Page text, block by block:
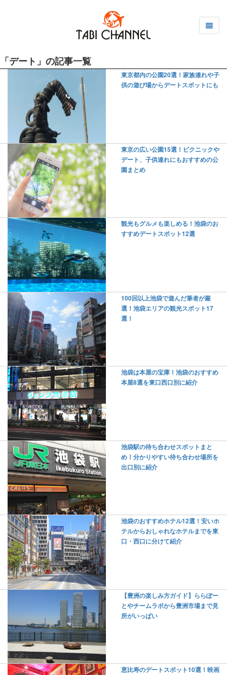
「デート」の記事一覧
東京都内の公園20選！家族連れや子
供の遊び場からデートスポットにも
東京の広い公園15選！ピクニックや
デート、子供連れにもおすすめの公
園まとめ
観光もグルメも楽しめる！池袋のお
すすめデートスポット12選
100回以上池袋で遊んだ筆者が厳
選！池袋エリアの観光スポット17
選！
池袋は本屋の宝庫！池袋のおすすめ
本屋8選を東口西口別に紹介
池袋駅の待ち合わせスポットまと
め！分かりやすい待ち合わせ場所を
出口別に紹介
池袋のおすすめホテル12選！安いホ
テルからおしゃれなホテルまでを東
口・西口に分けて紹介
【豊洲の楽しみ方ガイド】ららぽー
とやチームラボから豊洲市場まで見
所がいっぱい
恵比寿のデートスポット10選！映画